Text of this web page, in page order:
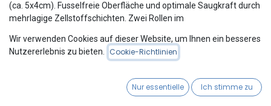
(ca. 5x4cm). Fusselfreie Oberfläche und optimale Saugkraft durch
mehrlagige Zellstoffschichten. Zwei Rollen im
Wir verwenden Cookies auf dieser Website, um Ihnen ein besseres
Nutzererlebnis zu bieten.
Cookie-Richtlinien
Nur essentielle Ich stimme zu